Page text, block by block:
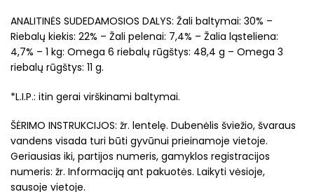
ANALITINĖS SUDEDAMOSIOS DALYS: Žali baltymai: 30% –
Riebalų kiekis: 22% – Žali pelenai: 7,4% – Žalia ląsteliena:
4,7% – 1 kg: Omega 6 riebalų rūgštys: 48,4 g – Omega 3
riebalų rūgštys: 11 g.
*L.I.P.: itin gerai virškinami baltymai.
ŠĖRIMO INSTRUKCIJOS: žr. lentelę. Dubenėlis šviežio, švaraus
vandens visada turi būti gyvūnui prieinamoje vietoje.
Geriausias iki, partijos numeris, gamyklos registracijos
numeris: žr. Informaciją ant pakuotės. Laikyti vėsioje,
sausoje vietoje.